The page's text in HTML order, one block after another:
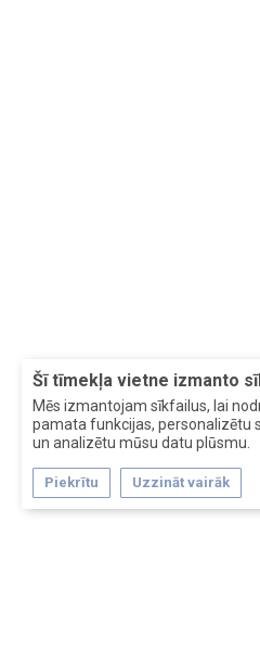
Šī tīmekļa vietne izmanto
Mēs izmantojam sīkfailus, lai
pamata funkcijas, personalizētu
un analizētu mūsu datu plūsmu.
Piekrītu Uzzināt vairāk